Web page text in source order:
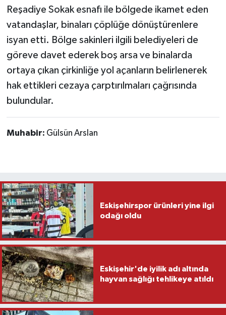
Reşadiye Sokak esnafı ile bölgede ikamet eden
vatandaşlar, binaları çöplüğe dönüştürenlere
isyan etti. Bölge sakinleri ilgili belediyeleri de
göreve davet ederek boş arsa ve binalarda
ortaya çıkan çirkinliğe yol açanların belirlenerek
hak ettikleri cezaya çarptırılmaları çağrısında
bulundular.
Muhabir: Gülsün Arslan
Eskişehirspor ürünleri yine ilgi
odağı oldu
Eskişehir'de iyilik adı altında
hayvan sağlığı tehlikeye atıldı